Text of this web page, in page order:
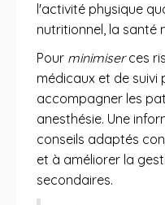
l'activité physique
nutritionnel, la santé
Pour minimiserces
médicaux et de suivi
accompagner les
anesthésie. Une
conseils adaptés
et à améliorer la
secondaires.